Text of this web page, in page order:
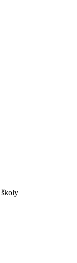
školy